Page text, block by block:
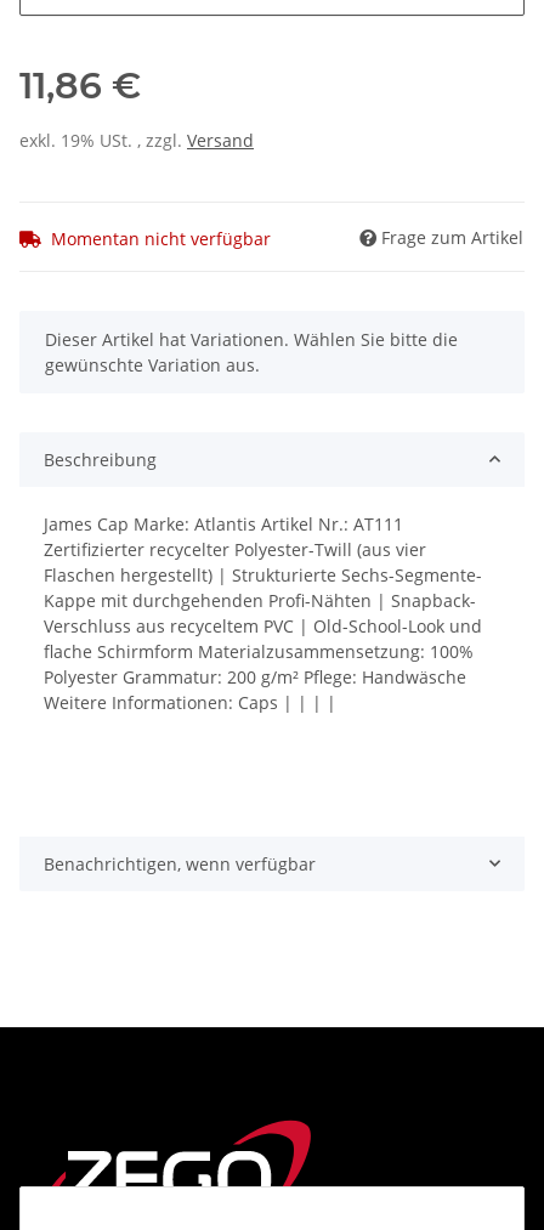
11,86 €
exkl. 19% USt. , zzgl. Versand
Momentan nicht verfügbar Frage zum Artikel
x
Dieser Artikel hat Variationen. Wählen Sie bitte die
gewünschte Variation aus.
Beschreibung
James Cap Marke: Atlantis Artikel Nr.: AT111
Zertifizierter recycelter Polyester-Twill (aus vier
Flaschen hergestellt) | Strukturierte Sechs-Segmente-
Kappe mit durchgehenden Profi-Nähten | Snapback-
Verschluss aus recyceltem PVC | Old-School-Look und
flache Schirmform Materialzusammensetzung: 100%
Polyester Grammatur: 200 g/m² Pflege: Handwäsche
Weitere Informationen: Caps | | | |
Benachrichtigen, wenn verfügbar